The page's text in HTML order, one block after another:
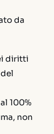
da
diritti
100%
non